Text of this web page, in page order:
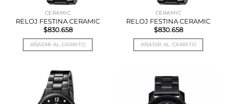
CERAMIC
RELOJ FESTINA CERAMIC
$830.658
AÑADIR AL CARRITO
CERAMIC
RELOJ FESTINA CERAMIC
$830.658
AÑADIR AL CARRITO